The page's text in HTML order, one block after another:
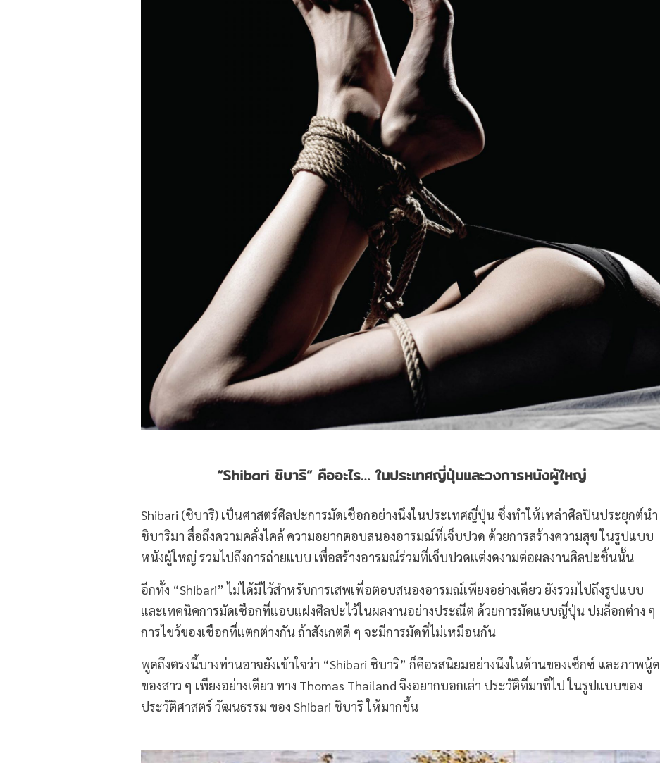
“Shibariชิบาริ” คืออะไร… ในประเทศญี่ปุ่นและวงการหนังผู้ใหญ่
Shibari (ชิบาริ) เป็นศาสตร์ศิลปะการมัดเชือกอย่างนึงในประเทศญี่ปุ่น ซึ่งทำให้เหล่าศิลปินประยุกต์นำ
ชิบาริมา สื่อถึงความคลั่งไคล้ ความอยากตอบสนองอารมณ์ที่เจ็บปวด ด้วยการสร้างความสุข ในรูปแบบ
หนังผู้ใหญ่ รวมไปถึงการถ่ายแบบ เพื่อสร้างอารมณ์ร่วมที่เจ็บปวดแต่งดงามต่อผลงานศิลปะชิ้นนั้น
อีกทั้ง “Shibari” ไม่ได้มีไว้สำหรับการเสพเพื่อตอบสนองอารมณ์เพียงอย่างเดียว ยังรวมไปถึงรูปแบบ
และเทคนิคการมัดเชือกที่แอบแฝงศิลปะไว้ในผลงานอย่างประณีต ด้วยการมัดแบบญี่ปุ่น ปมล็อกต่าง ๆ
การไขว้ของเชือกที่แตกต่างกัน ถ้าสังเกตดี ๆ จะมีการมัดที่ไม่เหมือนกัน
พูดถึงตรงนี้บางท่านอาจยังเข้าใจว่า “Shibari ชิบาริ” ก็คือรสนิยมอย่างนึงในด้านของเซ็กซ์ และภาพนู้ด
ของสาว ๆ เพียงอย่างเดียว ทาง Thomas Thailand จึงอยากบอกเล่า ประวัติที่มาที่ไป ในรูปแบบของ
ประวัติศาสตร์ วัฒนธรรม ของ Shibari ชิบาริ ให้มากขึ้น